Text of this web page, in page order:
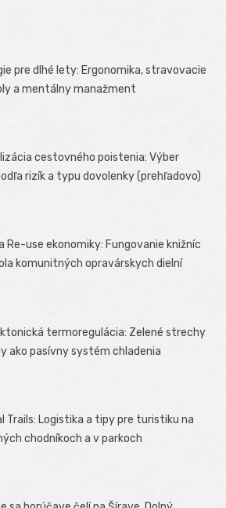
pre dlhé lety: Ergonomika, stravovacie
a mentálny manažment
cestovného poistenia: Výber
rizík a typu dovolenky (prehľadovo)
Re-use ekonomiky: Fungovanie knižníc
komunitných opravárskych dielní
termoregulácia: Zelené strechy
ako pasívny systém chladenia
Trails: Logistika a tipy pre turistiku na
chodníkoch a v parkoch